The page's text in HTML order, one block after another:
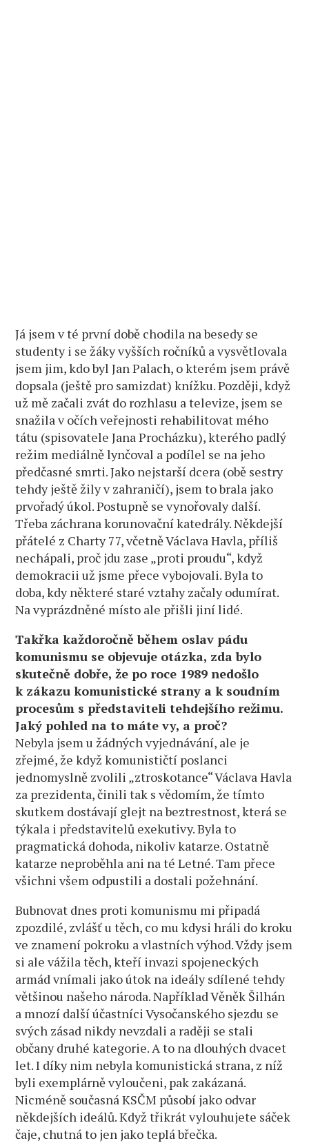
Já jsem v té první době chodila na besedy se
studenty i se žáky vyšších ročníků a vysvětlovala
jsem jim, kdo byl Jan Palach, o kterém jsem právě
dopsala (ještě pro samizdat) knížku. Později, když
už mě začali zvát do rozhlasu a televize, jsem se
snažila v očích veřejnosti rehabilitovat mého
tátu (spisovatele Jana Procházku), kterého padlý
režim mediálně lynčoval a podílel se na jeho
předčasné smrti. Jako nejstarší dcera (obě sestry
tehdy ještě žily v zahraničí), jsem to brala jako
prvořadý úkol. Postupně se vynořovaly další.
Třeba záchrana korunovační katedrály. Někdejší
přátelé z Charty 77, včetně Václava Havla, příliš
nechápali, proč jdu zase „proti proudu“, když
demokracii už jsme přece vybojovali. Byla to
doba, kdy některé staré vztahy začaly odumírat.
Na vyprázdněné místo ale přišli jiní lidé.
Takřka každoročně během oslav pádu
komunismu se objevuje otázka, zda bylo
skutečně dobře, že po roce 1989 nedošlo
k zákazu komunistické strany a k soudním
procesům s představiteli tehdejšího režimu.
Jaký pohled na to máte vy, a proč?
Nebyla jsem u žádných vyjednávání, ale je
zřejmé, že když komunističtí poslanci
jednomyslně zvolili „ztroskotance“ Václava Havla
za prezidenta, činili tak s vědomím, že tímto
skutkem dostávají glejt na beztrestnost, která se
týkala i představitelů exekutivy. Byla to
pragmatická dohoda, nikoliv katarze. Ostatně
katarze neproběhla ani na té Letné. Tam přece
všichni všem odpustili a dostali požehnání.
Bubnovat dnes proti komunismu mi připadá
zpozdilé, zvlášť u těch, co mu kdysi hráli do kroku
ve znamení pokroku a vlastních výhod. Vždy jsem
si ale vážila těch, kteří invazi spojeneckých
armád vnímali jako útok na ideály sdílené tehdy
většinou našeho národa. Například Věněk Šilhán
a mnozí další účastníci Vysočanského sjezdu se
svých zásad nikdy nevzdali a raději se stali
občany druhé kategorie. A to na dlouhých dvacet
let. I díky nim nebyla komunistická strana, z níž
byli exemplárně vyloučeni, pak zakázaná.
Nicméně současná KSČM působí jako odvar
někdejších ideálů. Když třikrát vylouhujete sáček
čaje, chutná to jen jako teplá břečka.